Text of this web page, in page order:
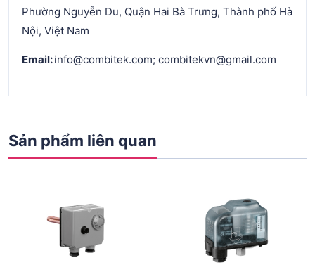
Phường Nguyễn Du, Quận Hai Bà Trưng, Thành phố Hà
Nội, Việt Nam
Email:info@combitek.com; combitekvn@gmail.com
Sản phẩm liên quan